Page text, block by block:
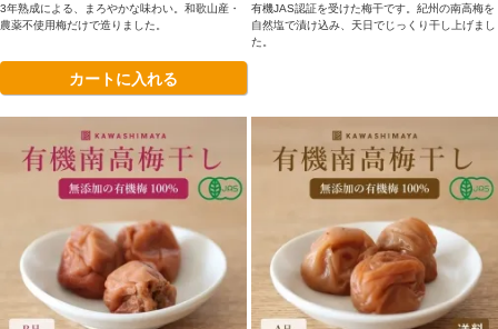
3年熟成による、まろやかな味わい。和歌山産・
農薬不使用梅だけで造りました。
カートに入れる
有機JAS認証を受けた梅干です。紀州の南高梅を
自然塩で漬け込み、天日でじっくり干し上げまし
た。